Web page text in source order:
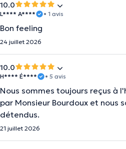
10.0
L**** A**** • 1 avis
Bon feeling
24 juillet 2026
10.0
H**** É**** • 5 avis
Nous sommes toujours reçus à
par Monsieur Bourdoux et nous
détendus.
21 juillet 2026